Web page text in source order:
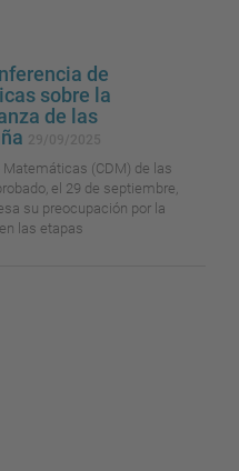
de
sobre la
de las
(CDM) de las
el 29 de septiembre,
su preocupación por la
las etapas